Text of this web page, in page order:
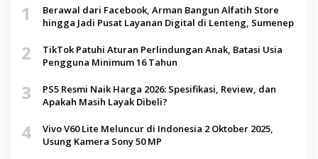
1
Berawal dari Facebook, Arman Bangun Alfatih Store
hingga Jadi Pusat Layanan Digital di Lenteng, Sumenep
2
TikTok Patuhi Aturan Perlindungan Anak, Batasi Usia
Pengguna Minimum 16 Tahun
3
PS5 Resmi Naik Harga 2026: Spesifikasi, Review, dan
Apakah Masih Layak Dibeli?
4
Vivo V60 Lite Meluncur di Indonesia 2 Oktober 2025,
Usung Kamera Sony 50 MP